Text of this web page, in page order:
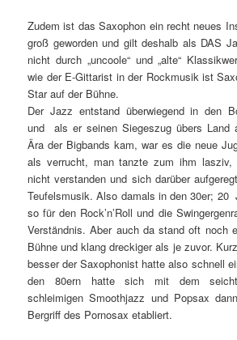
Zudem ist das Saxophon ein recht neues
groß geworden und gilt deshalb als DAS
nicht durch „uncoole“ und „alte“
wie der E-Gittarist in der Rockmusik ist
Star auf der Bühne.
Der Jazz entstand überwiegend in den
und als er seinen Siegeszug übers Land
Ära der Bigbands kam, war es die neue
als verrucht, man tanzte zum ihm lasziv,
nicht verstanden und sich darüber
Teufelsmusik. Also damals in den 30er; 20
so für den Rock’n’Roll und die
Verständnis. Aber auch da stand oft noch
Bühne und klang dreckiger als je zuvor.
besser der Saxophonist hatte also schnell
den 80ern hatte sich mit dem
schleimigen Smoothjazz und Popsax
Bergriff des Pornosax etabliert.